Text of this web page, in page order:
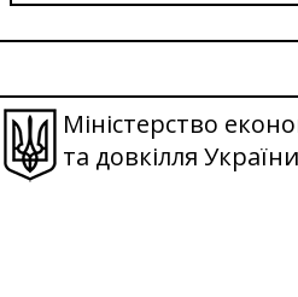
Міністерство
та довкілля України